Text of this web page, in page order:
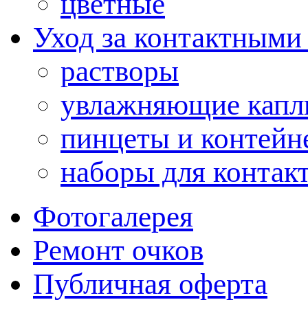
Уход за
растворы
увлажняющие
пинцеты и
наборы для
Фотогалерея
Ремонт очков
Публичная оферта